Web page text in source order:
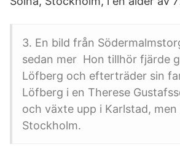
3. En bild från
sedan mer Hon tillhör fjärde
Löfberg och efterträder sin
Löfberg i en Therese
och växte upp i Karlstad,
Stockholm.